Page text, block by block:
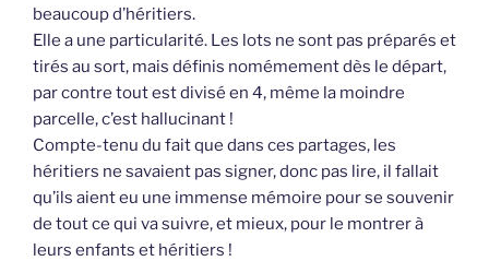
beaucoup d’héritiers.
Elle a une particularité. Les lots ne sont pas préparés et
tirés au sort, mais définis nomémement dès le départ,
par contre tout est divisé en 4, même la moindre
parcelle, c’est hallucinant !
Compte-tenu du fait que dans ces partages, les
héritiers ne savaient pas signer, donc pas lire, il fallait
qu’ils aient eu une immense mémoire pour se souvenir
de tout ce qui va suivre, et mieux, pour le montrer à
leurs enfants et héritiers !